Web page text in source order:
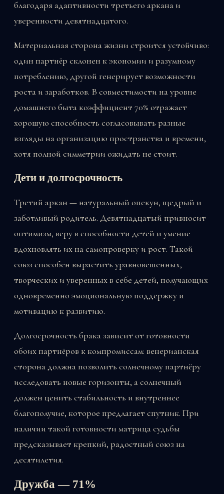
благодаря адаптивности третьего аркана и
уверенности девятнадцатого.
Материальная сторона жизни строится устойчиво:
один партнёр склонен к экономии и разумному
потреблению, другой генерирует возможности
роста и заработков. В совместимости на уровне
домашнего быта коэффициент 70% отражает
хорошую способность согласовывать разные
взгляды на организацию пространства и времени,
хотя полной симметрии ожидать не стоит.
Дети и долгосрочность
Третий аркан — натуральный опекун, щедрый и
заботливый родитель. Девятнадцатый привносит
оптимизм, веру в способности детей и умение
вдохновлять их на самопроверку и рост. Такой
союз способен вырастить уравновешенных,
творческих и уверенных в себе детей, получающих
одновременно эмоциональную поддержку и
мотивацию к развитию.
Долгосрочность брака зависит от готовности
обоих партнёров к компромиссам: венерианская
сторона должна позволить солнечному партнёру
исследовать новые горизонты, а солнечный
должен ценить стабильность и внутреннее
благополучие, которое предлагает спутник. При
наличии такой готовности матрица судьбы
предсказывает крепкий, радостный союз на
десятилетия.
Дружба — 71%